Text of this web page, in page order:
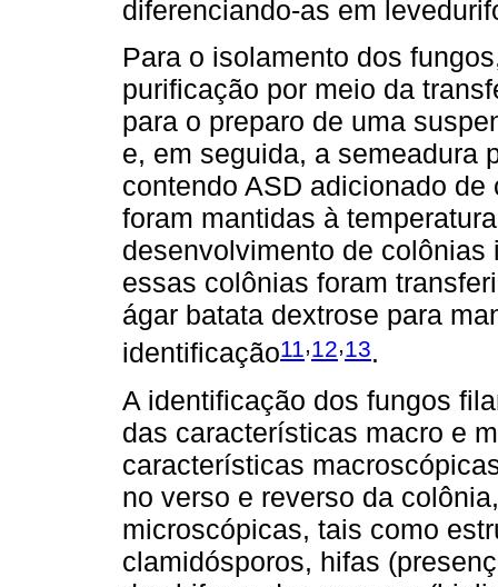
diferenciando-as em
Para o isolamento dos
purificação por meio da
para o preparo de uma
e, em seguida, a semeadura
contendo ASD adicionado
foram mantidas à
desenvolvimento de
essas colônias foram
ágar batata dextrose para
identificação11,12,13.
A identificação dos fungos
das características macro e
características
no verso e reverso da
microscópicas, tais como
clamidósporos, hifas